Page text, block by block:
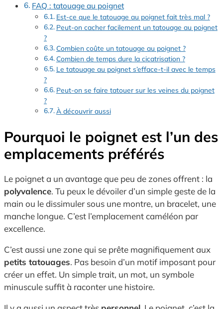
FAQ : tatouage au poignet
Est-ce que le tatouage au poignet fait très mal ?
Peut-on cacher facilement un tatouage au poignet
?
Combien coûte un tatouage au poignet ?
Combien de temps dure la cicatrisation ?
Le tatouage au poignet s’efface-t-il avec le temps
?
Peut-on se faire tatouer sur les veines du poignet
?
À découvrir aussi
Pourquoi le poignet est l’un des
emplacements préférés
Le poignet a un avantage que peu de zones offrent : la
polyvalence. Tu peux le dévoiler d’un simple geste de la
main ou le dissimuler sous une montre, un bracelet, une
manche longue. C’est l’emplacement caméléon par
excellence.
C’est aussi une zone qui se prête magnifiquement aux
petits tatouages. Pas besoin d’un motif imposant pour
créer un effet. Un simple trait, un mot, un symbole
minuscule suffit à raconter une histoire.